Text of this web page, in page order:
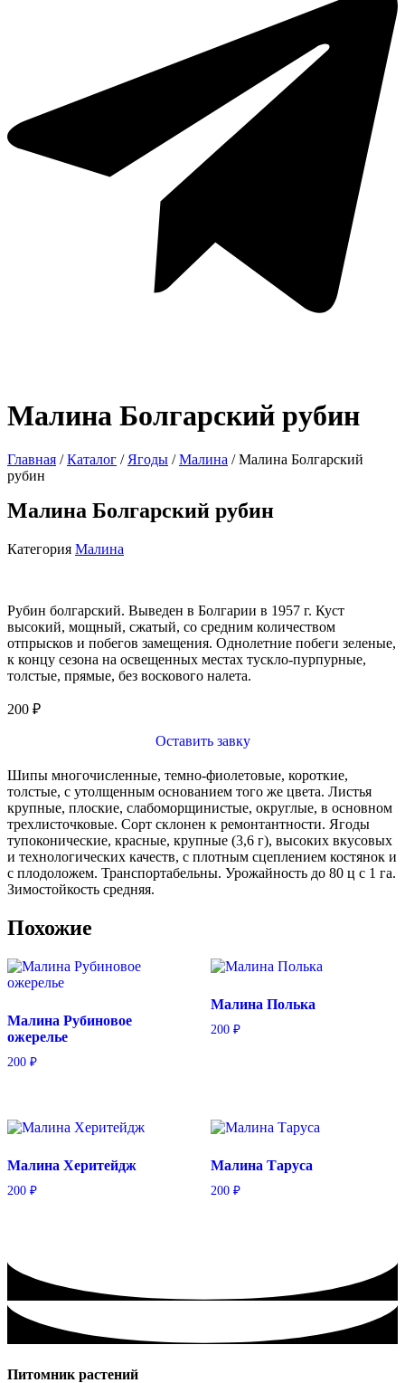
Малина Болгарский рубин
Главная /Каталог / Ягоды /Малина / Малина Болгарский
рубин
Малина Болгарский рубин
Категория Малина
Рубин болгарский. Выведен в Болгарии в 1957 г. Куст
высокий, мощный, сжатый, со средним количеством
отпрысков и побегов замещения. Однолетние побеги зеленые,
к концу сезона на освещенных местах тускло-пурпурные,
толстые, прямые, без воскового налета.
200 ₽
Оставить завку
Шипы многочисленные, темно-фиолетовые, короткие,
толстые, с утолщенным основанием того же цвета. Листья
крупные, плоские, слабоморщинистые, округлые, в основном
трехлисточковые. Сорт склонен к ремонтантности. Ягоды
тупоконические, красные, крупные (3,6 г), высоких вкусовых
и технологических качеств, с плотным сцеплением костянок и
с плодоложем. Транспортабельны. Урожайность до 80 ц с 1 га.
Зимостойкость средняя.
Похожие
Малина Рубиновое
ожерелье
200 ₽
Малина Полька
200 ₽
Малина Херитейдж
200 ₽
Малина Таруса
200 ₽
Питомник растений